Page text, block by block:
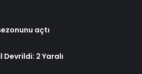
açtı
2 Yaralı